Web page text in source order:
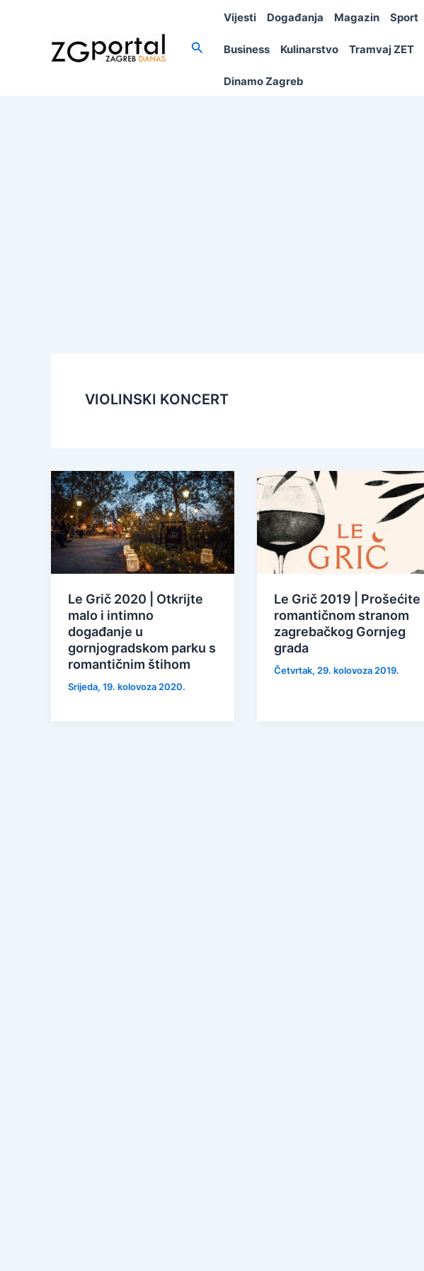
Search
Vijesti Događanja Magazin Sport
Business Kulinarstvo Tramvaj ZET
Dinamo Zagreb
VIOLINSKI KONCERT
Le Grič 2020 | Otkrijte
malo i intimno
događanje u
gornjogradskom parku s
romantičnim štihom
Srijeda, 19. kolovoza 2020.
Le Grič 2019 | Prošećite
romantičnom stranom
zagrebačkog Gornjeg
grada
Četvrtak, 29. kolovoza 2019.